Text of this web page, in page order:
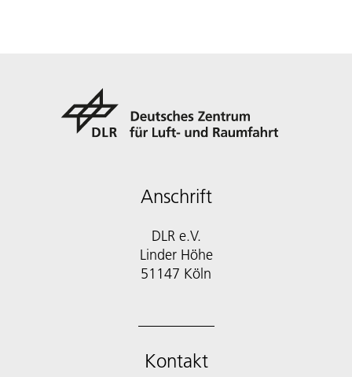
Anschrift
DLR e.V.
Linder Höhe
51147 Köln
Kontakt